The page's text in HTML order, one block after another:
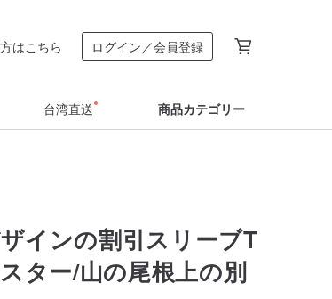
はこちら ログイン／会員登録
台湾直送 商品カテゴリー
インの割引スリーブT
ター/山の尾根上の別